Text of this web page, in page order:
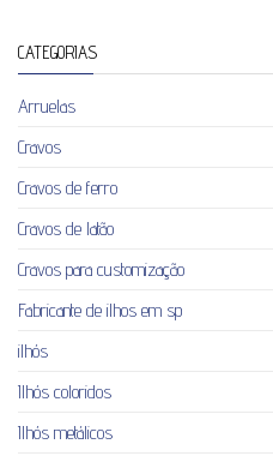
CATEGORIAS
Arruelas
Cravos
Cravos de ferro
Cravos de latão
Cravos para customização
Fabricante de ilhos em sp
ilhós
Ilhós coloridos
Ilhós metálicos